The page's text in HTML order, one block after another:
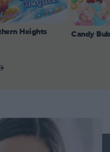
Heights Candy